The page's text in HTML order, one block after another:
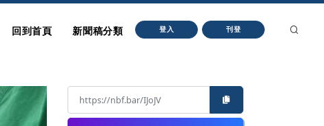
回到首頁 新聞稿分類 登入 刊登